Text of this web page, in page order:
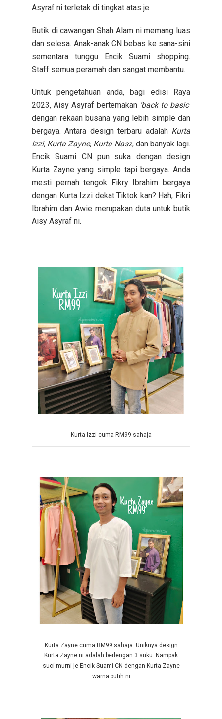
Asyraf ni terletak di tingkat atas je.
Butik di cawangan Shah Alam ni memang luas
dan selesa. Anak-anak CN bebas ke sana-sini
sementara tunggu Encik Suami shopping.
Staff semua peramah dan sangat membantu.
Untuk pengetahuan anda, bagi edisi Raya
2023, Aisy Asyraf bertemakan ‘back to basic’
dengan rekaan busana yang lebih simple dan
bergaya. Antara design terbaru adalah Kurta
Izzi, Kurta Zayne, Kurta Nasz, dan banyak lagi.
Encik Suami CN pun suka dengan design
Kurta Zayne yang simple tapi bergaya. Anda
mesti pernah tengok Fikry Ibrahim bergaya
dengan Kurta Izzi dekat Tiktok kan? Hah, Fikri
Ibrahim dan Awie merupakan duta untuk butik
Aisy Asyraf ni.
Kurta Izzi cuma RM99 sahaja
Kurta Zayne cuma RM99 sahaja. Uniknya design
Kurta Zayne ni adalah berlengan 3 suku. Nampak
suci murni je Encik Suami CN dengan Kurta Zayne
warna putih ni